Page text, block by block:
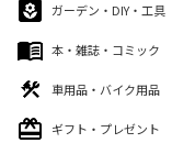
ガーデン・DIY・工具
本・雑誌・コミック
車用品・バイク用品
ギフト・プレゼント